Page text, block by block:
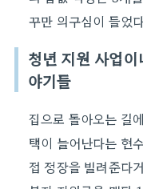
꾸만 의구심이 들었
청년 지원 사업
야기들
집으로 돌아오는 길
택이 늘어난다는 현
접 정장을 빌려준다